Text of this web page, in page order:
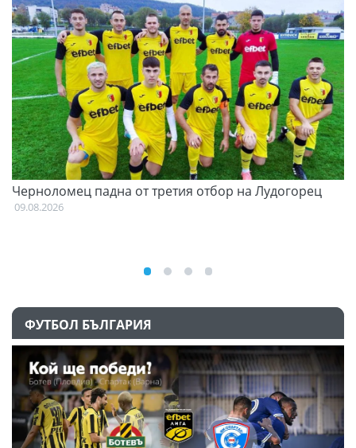
Черноломец падна от третия отбор на Лудогорец
09.08.2026
ФУТБОЛ БЪЛГАРИЯ